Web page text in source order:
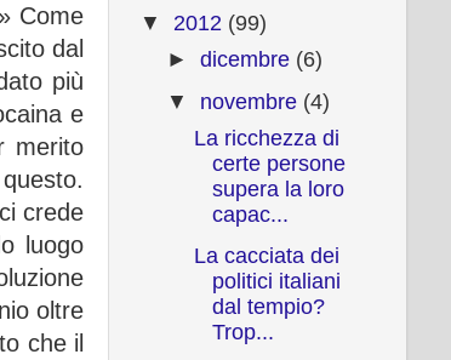
Come
dal
più
e
merito
crede
luogo
oltre
che il
▼ 2012 (99)
► dicembre (6)
▼ novembre (4)
La ricchezza di
certe persone
supera la loro
capac...
La cacciata dei
politici italiani
dal tempio?
Trop...